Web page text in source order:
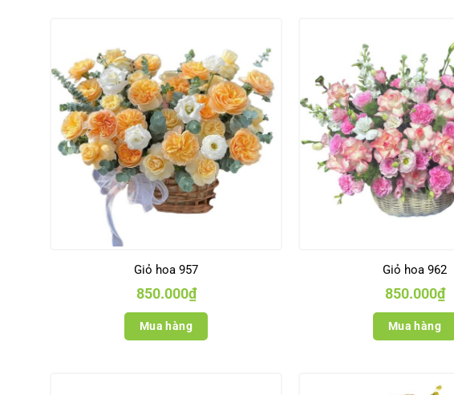
Giỏ hoa 957
850.000₫
Mua hàng
Giỏ hoa 962
850.000₫
Mua hàng